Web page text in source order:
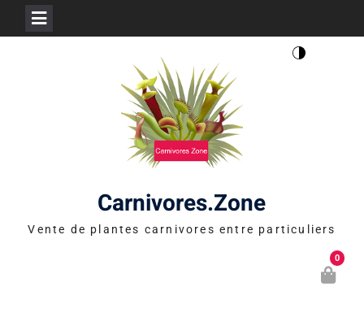
Carnivores.Zone
Vente de plantes carnivores entre particuliers
0